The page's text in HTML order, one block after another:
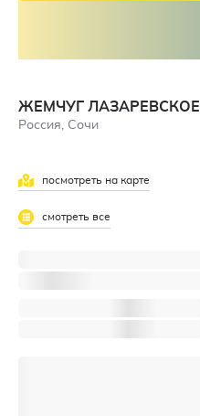
ЖЕМЧУГ ЛАЗАРЕВСКОЕ
Россия, Сочи
посмотреть на карте
смотреть все